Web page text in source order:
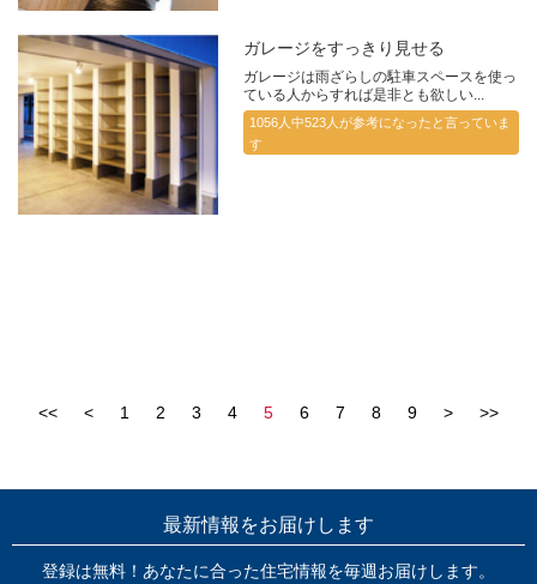
ガレージをすっきり見せる
ガレージは雨ざらしの駐車スペースを使っ
ている人からすれば是非とも欲しい...
1056人中523人が参考になったと言っていま
す
<< < 1 2 3 4 5 6 7 8 9 > >>
最新情報をお届けします
登録は無料！あなたに合った住宅情報を毎週お届けします。